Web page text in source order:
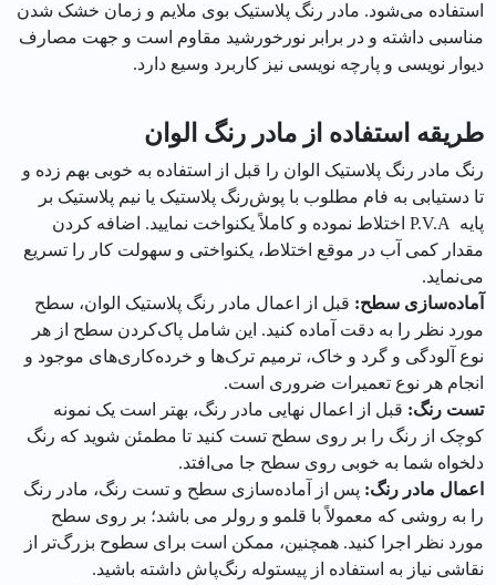
استفاده می‌شود. مادر رنگ پلاستیک بوی ملایم و زمان خشک شدن
مناسبی داشته و در برابر نورخورشید مقاوم است و جهت مصارف
دیوار نویسی و پارچه نویسی نیز کاربرد وسیع دارد.
طریقه استفاده از مادر رنگ الوان
رنگ مادر رنگ پلاستیک الوان را قبل از استفاده به خوبی بهم زده و
تا دستیابی به فام مطلوب با پوش‌رنگ پلاستیک یا نیم پلاستیک بر
پایه P.V.A اختلاط نموده و کاملاً یکنواخت نمایید. اضافه کردن
مقدار کمی آب در موقع اختلاط، یکنواختی و سهولت کار را تسریع
می‌نماید.
آماده‌سازی سطح: قبل از اعمال مادر رنگ پلاستیک الوان، سطح
مورد نظر را به دقت آماده کنید. این شامل پاک‌کردن سطح از هر
نوع آلودگی و گرد و خاک، ترمیم ترک‌ها و خرده‌کاری‌های موجود و
انجام هر نوع تعمیرات ضروری است.
تست رنگ: قبل از اعمال نهایی مادر رنگ، بهتر است یک نمونه
کوچک از رنگ را بر روی سطح تست کنید تا مطمئن شوید که رنگ
دلخواه شما به خوبی روی سطح جا می‌افتد.
اعمال مادر رنگ: پس از آماده‌سازی سطح و تست رنگ، مادر رنگ
را به روشی که معمولاً با قلمو و رولر می باشد؛ بر روی سطح
مورد نظر اجرا کنید. همچنین، ممکن است برای سطوح بزرگ‌تر از
نقاشی نیاز به استفاده از پیستوله رنگ‌پاش داشته باشید.